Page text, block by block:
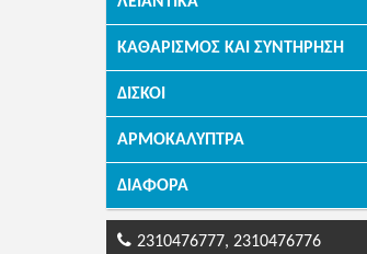
ΚΑΘΑΡΙΣΜΌΣ ΚΑΙ ΣΥΝΤΉΡΗΣΗ
ΔΊΣΚΟΙ
ΑΡΜΟΚΆΛΥΠΤΡΑ
ΔΙΆΦΟΡΑ
2310476777, 2310476776